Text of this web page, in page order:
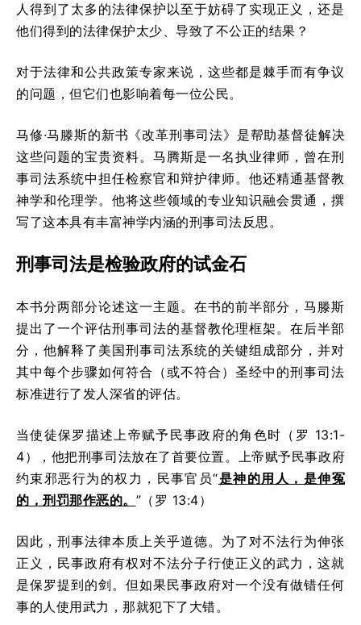
人得到了太多的法律保护以至于妨碍了实现正义，还是
他们得到的法律保护太少、导致了不公正的结果？
对于法律和公共政策专家来说，这些都是棘手而有争议
的问题，但它们也影响着每一位公民。
马修·马滕斯的新书《改革刑事司法》是帮助基督徒解决
这些问题的宝贵资料。马腾斯是一名执业律师，曾在刑
事司法系统中担任检察官和辩护律师。他还精通基督教
神学和伦理学。他将这些领域的专业知识融会贯通，撰
写了这本具有丰富神学内涵的刑事司法反思。
刑事司法是检验政府的试金石
本书分两部分论述这一主题。在书的前半部分，马滕斯
提出了一个评估刑事司法的基督教伦理框架。在后半部
分，他解释了美国刑事司法系统的关键组成部分，并对
其中每个步骤如何符合（或不符合）圣经中的刑事司法
标准进行了发人深省的评估。
当使徒保罗描述上帝赋予民事政府的角色时（罗 13:1-
4），他把刑事司法放在了首要位置。上帝赋予民事政府
约束邪恶行为的权力，民事官员“是神的用人，是伸冤
的，刑罚那作恶的。 ”（罗 13:4）
因此，刑事法律本质上关乎道德。为了对不法行为伸张
正义，民事政府有权对不法分子行使正义的武力，这就
是保罗提到的剑。但如果民事政府对一个没有做错任何
事的人使用武力，那就犯下了大错。